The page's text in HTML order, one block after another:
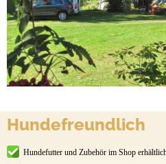
Hundefreundlich
Hundefutter und Zubehör im Shop